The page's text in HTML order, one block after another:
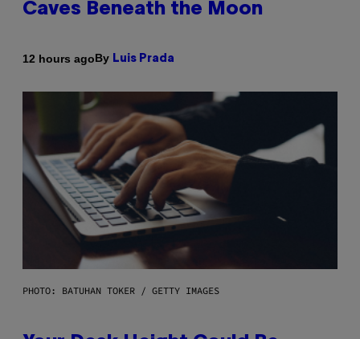
Caves Beneath the Moon
12 hours agoBy Luis Prada
PHOTO: BATUHAN TOKER / GETTY IMAGES